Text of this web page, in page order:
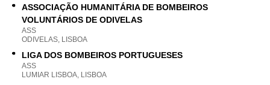
ASSOCIAÇÃO HUMANITÁRIA DE BOMBEIROS
VOLUNTÁRIOS DE ODIVELAS
ASS
ODIVELAS, LISBOA
LIGA DOS BOMBEIROS PORTUGUESES
ASS
LUMIAR LISBOA, LISBOA